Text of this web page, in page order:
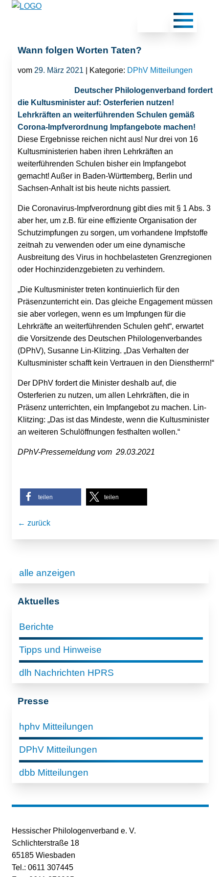
Wann folgen Worten Taten?
vom 29. März 2021 | Kategorie: DPhV Mitteilungen
Deutscher Philologenverband fordert
die Kultusminister auf: Osterferien nutzen!
Lehrkräften an weiterführenden Schulen gemäß
Corona-Impfverordnung Impfangebote machen!
Diese Ergebnisse reichen nicht aus! Nur drei von 16
Kultusministerien haben ihren Lehrkräften an
weiterführenden Schulen bisher ein Impfangebot
gemacht! Außer in Baden-Württemberg, Berlin und
Sachsen-Anhalt ist bis heute nichts passiert.
Die Coronavirus-Impfverordnung gibt dies mit § 1 Abs. 3
aber her, um z.B. für eine effiziente Organisation der
Schutzimpfungen zu sorgen, um vorhandene Impfstoffe
zeitnah zu verwenden oder um eine dynamische
Ausbreitung des Virus in hochbelasteten Grenzregionen
oder Hochinzidenzgebieten zu verhindern.
„Die Kultusminister treten kontinuierlich für den
Präsenzunterricht ein. Das gleiche Engagement müssen
sie aber vorlegen, wenn es um Impfungen für die
Lehrkräfte an weiterführenden Schulen geht“, erwartet
die Vorsitzende des Deutschen Philologenverbandes
(DPhV), Susanne Lin-Klitzing. „Das Verhalten der
Kultusminister schafft kein Vertrauen in den Dienstherrn!“
Der DPhV fordert die Minister deshalb auf, die
Osterferien zu nutzen, um allen Lehrkräften, die in
Präsenz unterrichten, ein Impfangebot zu machen. Lin-
Klitzing: „Das ist das Mindeste, wenn die Kultusminister
an weiteren Schulöffnungen festhalten wollen.“
DPhV-Pressemeldung vom 29.03.2021
teilen teilen
← zurück
alle anzeigen
Aktuelles
Berichte
Tipps und Hinweise
dlh Nachrichten HPRS
Presse
hphv Mitteilungen
DPhV Mitteilungen
dbb Mitteilungen
Hessischer Philologenverband e. V.
Schlichterstraße 18
65185 Wiesbaden
Tel.: 0611 307445